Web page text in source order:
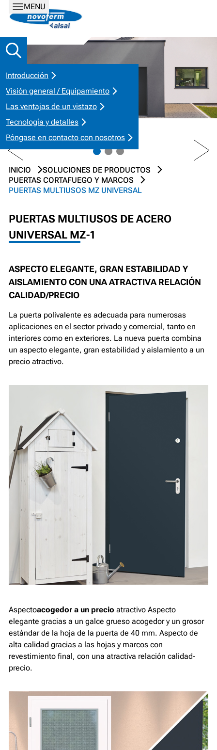
MENU
Introducción
Visión general / Equipamiento
Las ventajas de un vistazo
Tecnología y detalles
Póngase en contacto con nosotros
PREV NEXT
INICIO
SOLUCIONES DE PRODUCTOS
PUERTAS CORTAFUEGO Y MARCOS
PUERTAS MULTIUSOS MZ UNIVERSAL
PUERTAS MULTIUSOS DE ACERO
UNIVERSAL MZ-1
ASPECTO ELEGANTE, GRAN ESTABILIDAD Y
AISLAMIENTO CON UNA ATRACTIVA RELACIÓN
CALIDAD/PRECIO
La puerta polivalente es adecuada para numerosas
aplicaciones en el sector privado y comercial, tanto en
interiores como en exteriores. La nueva puerta combina
un aspecto elegante, gran estabilidad y aislamiento a un
precio atractivo.
Aspectoacogedor a un precio atractivo Aspecto
elegante gracias a un galce grueso acogedor y un grosor
estándar de la hoja de la puerta de 40 mm. Aspecto de
alta calidad gracias a las hojas y marcos con
revestimiento final, con una atractiva relación calidad-
precio.